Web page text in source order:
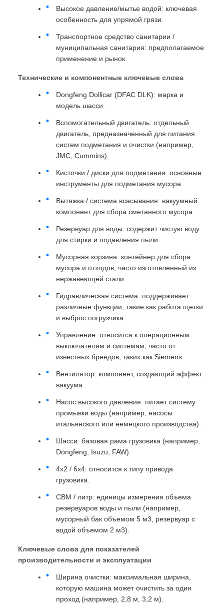
Высокое давление/мытье водой: ключевая
особенность для упрямой грязи.
Транспортное средство санитарии /
муниципальная санитария: предполагаемое
применение и рынок.
Технические и компонентные ключевые слова
Dongfeng Dollicar (DFAC DLK): марка и
модель шасси.
Вспомогательный двигатель: отдельный
двигатель, предназначенный для питания
систем подметания и очистки (например,
JMC, Cummins).
Кисточки / диски для подметания: основные
инструменты для подметания мусора.
Вытяжка / система всасывания: вакуумный
компонент для сбора сметанного мусора.
Резервуар для воды: содержит чистую воду
для стирки и подавления пыли.
Мусорная корзина: контейнер для сбора
мусора и отходов, часто изготовленный из
нержавеющей стали.
Гидравлическая система: поддерживает
различные функции, такие как работа щетки
и выброс погрузчика.
Управление: относится к операционным
выключателям и системам, часто от
известных брендов, таких как Siemens.
Вентилятор: компонент, создающий эффект
вакуума.
Насос высокого давления: питает систему
промывки воды (например, насосы
итальянского или немецкого производства).
Шасси: базовая рама грузовика (например,
Dongfeng, Isuzu, FAW).
4x2 / 6x4: относится к типу привода
грузовика.
CBM / литр: единицы измерения объема
резервуаров воды и пыли (например,
мусорный бак объемом 5 м3, резервуар с
водой объемом 2 м3).
Ключевые слова для показателей
производительности и эксплуатации
Ширина очистки: максимальная ширина,
которую машина может очистить за один
проход (например, 2,8 м, 3,2 м).